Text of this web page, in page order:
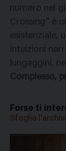
numero nel
Crossing” è
esistenziale,
intuizioni
lungaggini,
Complesso,
Forse ti
Sfoglia